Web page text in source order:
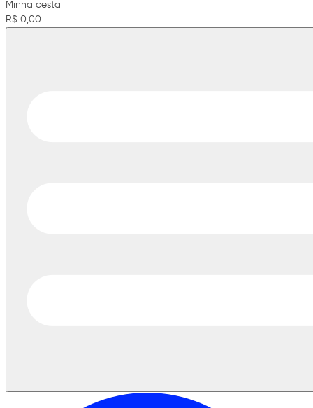
Minha cesta
R$ 0,00